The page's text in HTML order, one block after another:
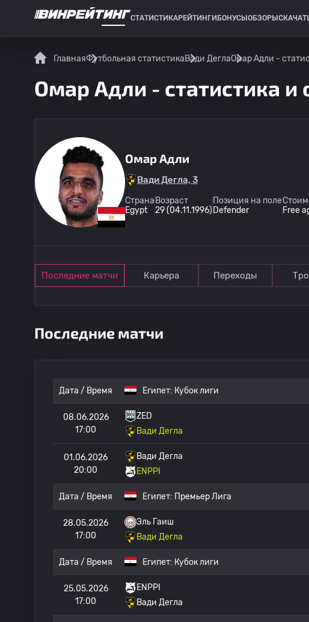
СТАТИСТИКАРЕЙТИНГИ БОНУСЫ ОБЗОРЫ
ГлавнаяФутбольная статистикаВади ДеглаОмар Адли -
Омар Адли - статистика и
Омар Адли
Вади Дегла, 3
Страна
Egypt
Возраст
29 (04.11.1996)
Позиция на поле
Defender
Free
Последние матчи Карьера Переходы
Последние матчи
Дата / Время Египет: Кубок лиги
08.06.2026
17:00
ZED
Вади Дегла
01.06.2026
20:00
Вади Дегла
ENPPI
Дата / Время Египет: Премьер Лига
28.05.2026
17:00
Эль Гаиш
Вади Дегла
Дата / Время Египет: Кубок лиги
25.05.2026
17:00
ENPPI
Вади Дегла